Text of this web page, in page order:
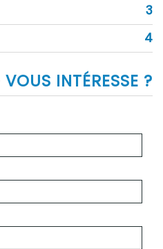
3
4
VOUS INTÉRESSE ?